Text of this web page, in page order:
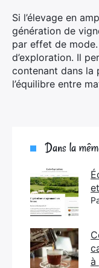
Si l’élevage en
génération de
par effet de mode.
d’exploration. Il
contenant dans la
l’équilibre entre
Dans la
à